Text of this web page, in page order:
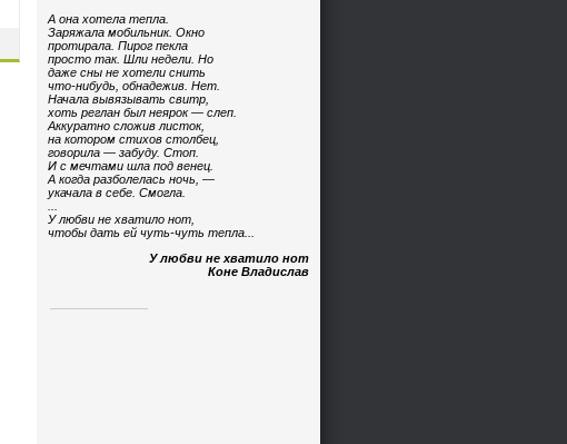
А она хотела тепла.
Заряжала мобильник. Окно
протирала. Пирог пекла
просто так. Шли недели. Но
даже сны не хотели снить
что-нибудь, обнадежив. Нет.
Начала вывязывать свитр,
хоть реглан был неярок — слеп.
Аккуратно сложив листок,
на котором стихов столбец,
говорила — забуду. Стоп.
И с мечтами шла под венец.
А когда разболелась ночь, —
укачала в себе. Смогла.
У любви не хватило нот,
чтобы дать ей чуть-чуть тепла...
У любви не хватило нот
Коне Владислав